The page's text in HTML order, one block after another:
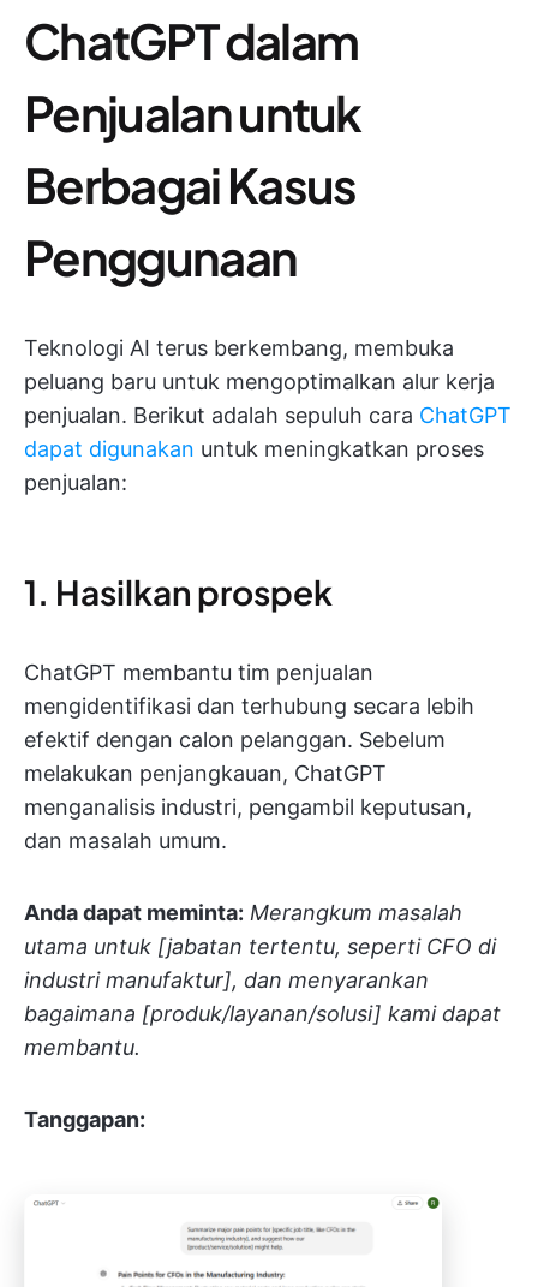
ChatGPT dalam
Penjualan untuk
Berbagai Kasus
Penggunaan
Teknologi AI terus berkembang, membuka
peluang baru untuk mengoptimalkan alur kerja
penjualan. Berikut adalah sepuluh cara ChatGPT
dapat digunakan untuk meningkatkan proses
penjualan:
1. Hasilkan prospek
ChatGPT membantu tim penjualan
mengidentifikasi dan terhubung secara lebih
efektif dengan calon pelanggan. Sebelum
melakukan penjangkauan, ChatGPT
menganalisis industri, pengambil keputusan,
dan masalah umum.
Anda dapat meminta: Merangkum masalah
utama untuk [jabatan tertentu, seperti CFO di
industri manufaktur], dan menyarankan
bagaimana [produk/layanan/solusi] kami dapat
membantu.
Tanggapan: